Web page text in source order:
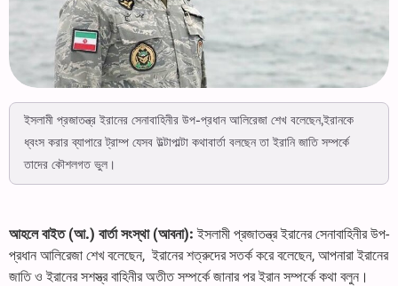
ইসলামী প্রজাতন্ত্র ইরানের সেনাবাহিনীর উপ-প্রধান আলিরেজা শেখ বলেছেন,ইরানকে
ধ্বংস করার ব্যাপারে ট্রাম্প যেসব উল্টাপাল্টা কথাবার্তা বলছেন তা ইরানি জাতি সম্পর্কে
তাদের কৌশলগত ভুল।
আহলে বাইত (আ.) বার্তা সংস্থা (আবনা):ইসলামী প্রজাতন্ত্র ইরানের সেনাবাহিনীর উপ-
প্রধান আলিরেজা শেখ বলেছেন, ইরানের শত্রুদের সতর্ক করে বলেছেন, আপনারা ইরানের
জাতি ও ইরানের সশস্ত্র বাহিনীর অতীত সম্পর্কে জানার পর ইরান সম্পর্কে কথা বলুন।